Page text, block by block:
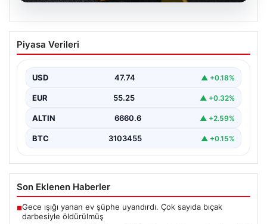
08.08.2026
Altın fiyatları canlı 13 Nisan 2026: Altın
fiyatları ne kadar oldu? Gram, çeyrek,
fiyatları
{"title": "Altın Fiyatları 13 Nisan 2026 Güncel Durum ve
Analizler", "content": "Son dönemde altın…
Piyasa Verileri
USD 47.74 ▲ +0.18%
EUR 55.25 ▲ +0.32%
ALTIN 6660.6 ▲ +2.59%
BTC 3103455 ▲ +0.15%
Son Eklenen Haberler
■Gece ışığı yanan ev şüphe uyandırdı. Çok sayıda bıçak
darbesiyle öldürülmüş